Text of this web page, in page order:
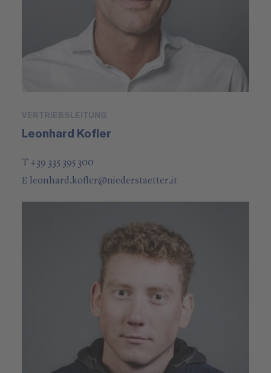
VERTRIEBSLEITUNG
Leonhard Kofler
T +39 335 395 300
E leonhard.kofler@niederstaetter.it